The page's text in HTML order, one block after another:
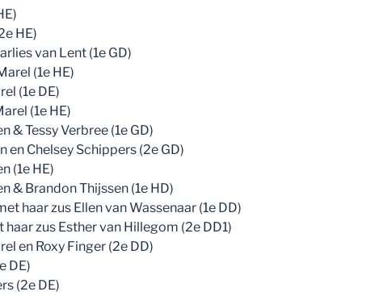
HE)
van Lent (1e GD)
(1e HE)
(1e DE)
(1e HE)
& Tessy Verbree (1e GD)
en Chelsey Schippers (2e GD)
(1e HE)
& Brandon Thijssen (1e HD)
haar zus Ellen van Wassenaar (1e DD)
zus Esther van Hillegom (2e DD1)
en Roxy Finger (2e DD)
DE)
(2e DE)